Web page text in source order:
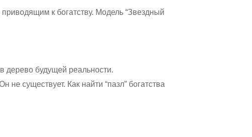
к богатству. Модель “Звездный
дерево будущей реальности.
не существует. Как найти “пазл” богатства